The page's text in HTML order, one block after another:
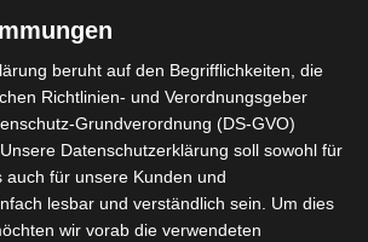
Zimtschnecken- Form
Blütenform sehen die
auch dekorativ
passen perfekt zum
Frühling.
ist aus meinem Buch
im Schwedenhaus“
beruht auf den Begrifflichkeiten, die
Richtlinien- und Verordnungsgeber
Grundverordnung (DS-GVO)
Datenschutzerklärung soll sowohl für
auch für unsere Kunden und
lesbar und verständlich sein. Um dies
wir vorab die verwendeten